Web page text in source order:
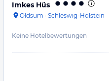
Imkes Hüs
Oldsum · Schleswig-Holstein
Keine Hotelbewertungen